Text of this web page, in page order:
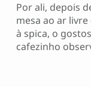
Por ali, depois
mesa ao ar
à spica, o
cafezinho